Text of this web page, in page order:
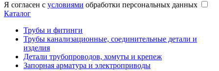
Я согласен с условиями обработки персональных данных
Каталог
Трубы и фитинги
Трубы канализационные, соединительные детали и
изделия
Детали трубопроводов, хомуты и крепеж
Запорная арматура и электроприводы